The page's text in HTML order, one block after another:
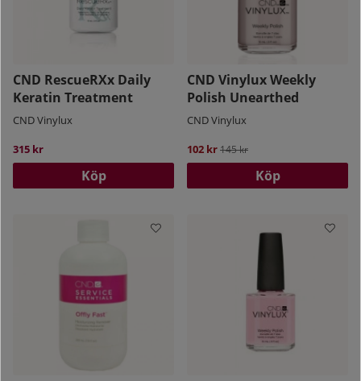
CND RescueRXx Daily
Keratin Treatment
CND Vinylux
315 kr
Köp
CND Vinylux Weekly
Polish Unearthed
CND Vinylux
102 krOrdinarie pris:
145 kr
Köp